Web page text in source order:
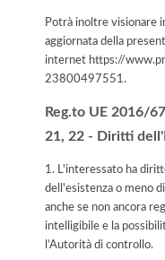
Potrà inoltre visionare
aggiornata della
internet https://
23800497551 .
Reg.to UE 2016/
21, 22 - Diritti
1. L'interessato ha
dell'esistenza o meno
anche se non ancora
intelligibile e la
l’Autorità di controllo.